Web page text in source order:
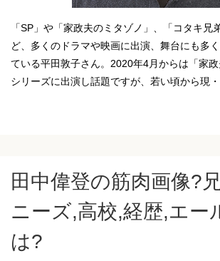
「SP」や「家政夫のミタゾノ」、「コタキ兄
ど、多くのドラマや映画に出演、舞台にも多
ている平田敦子さん。2020年4月からは「家
シリーズに出演し話題ですが、若い頃から現・
田中偉登の筋肉画像?
ニーズ,高校,経歴,エー
は?